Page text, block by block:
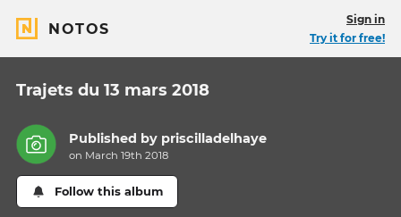
NOTOS
Sign in
Try it for free!
Trajets du 13 mars 2018
Published by priscilladelhaye
on March 19th 2018
Follow this album